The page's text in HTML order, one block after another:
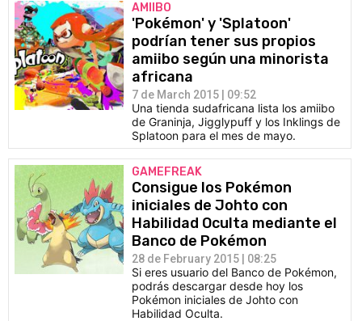
AMIIBO
'Pokémon' y 'Splatoon'
podrían tener sus propios
amiibo según una minorista
africana
7 de March 2015 | 09:52
Una tienda sudafricana lista los amiibo
de Graninja, Jigglypuff y los Inklings de
Splatoon para el mes de mayo.
GAMEFREAK
Consigue los Pokémon
iniciales de Johto con
Habilidad Oculta mediante el
Banco de Pokémon
28 de February 2015 | 08:25
Si eres usuario del Banco de Pokémon,
podrás descargar desde hoy los
Pokémon iniciales de Johto con
Habilidad Oculta.